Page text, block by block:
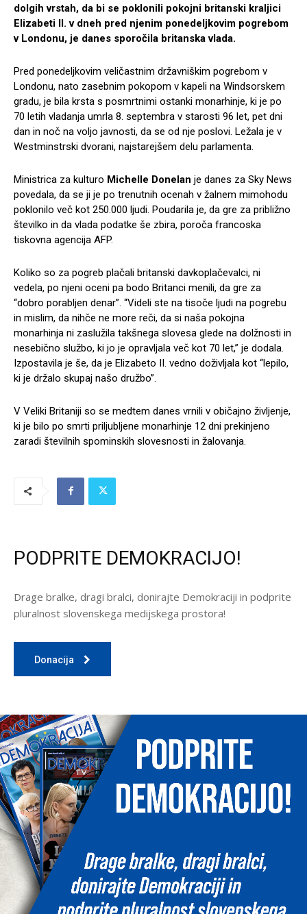
dolgih vrstah, da bi se poklonili pokojni britanski kraljici
Elizabeti II. v dneh pred njenim ponedeljkovim pogrebom
v Londonu, je danes sporočila britanska vlada.
Pred ponedeljkovim veličastnim državniškim pogrebom v
Londonu, nato zasebnim pokopom v kapeli na Windsorskem
gradu, je bila krsta s posmrtnimi ostanki monarhinje, ki je po
70 letih vladanja umrla 8. septembra v starosti 96 let, pet dni
dan in noč na voljo javnosti, da se od nje poslovi. Ležala je v
Westminstrski dvorani, najstarejšem delu parlamenta.
Ministrica za kulturo Michelle Donelan je danes za Sky News
povedala, da se ji je po trenutnih ocenah v žalnem mimohodu
poklonilo več kot 250.000 ljudi. Poudarila je, da gre za približno
številko in da vlada podatke še zbira, poroča francoska
tiskovna agencija AFP.
Koliko so za pogreb plačali britanski davkoplačevalci, ni
vedela, po njeni oceni pa bodo Britanci menili, da gre za
“dobro porabljen denar”. “Videli ste na tisoče ljudi na pogrebu
in mislim, da nihče ne more reči, da si naša pokojna
monarhinja ni zaslužila takšnega slovesa glede na dolžnosti in
nesebično službo, ki jo je opravljala več kot 70 let,” je dodala.
Izpostavila je še, da je Elizabeto II. vedno doživljala kot “lepilo,
ki je držalo skupaj našo družbo”.
V Veliki Britaniji so se medtem danes vrnili v običajno življenje,
ki je bilo po smrti priljubljene monarhinje 12 dni prekinjeno
zaradi številnih spominskih slovesnosti in žalovanja.
PODPRITE DEMOKRACIJO!
Drage bralke, dragi bralci, donirajte Demokraciji in podprite
pluralnost slovenskega medijskega prostora!
Donacija